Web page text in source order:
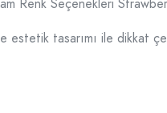
tasarımı ile dikkat